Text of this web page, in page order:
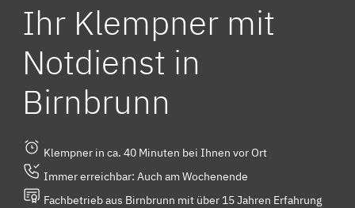
Ihr Klempner mit
Notdienst in
Birnbrunn
Klempner in ca. 40 Minuten bei Ihnen vor Ort
Immer erreichbar: Auch am Wochenende
Fachbetrieb aus Birnbrunn mit über 15 Jahren Erfahrung